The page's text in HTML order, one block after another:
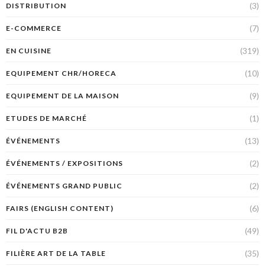
DISTRIBUTION (3)
E-COMMERCE (7)
EN CUISINE (319)
EQUIPEMENT CHR/HORECA (10)
EQUIPEMENT DE LA MAISON (9)
ETUDES DE MARCHÉ (1)
ÉVÉNEMENTS (13)
ÉVÉNEMENTS / EXPOSITIONS (2)
ÉVÉNEMENTS GRAND PUBLIC (2)
FAIRS (ENGLISH CONTENT) (6)
FIL D'ACTU B2B (49)
FILIÈRE ART DE LA TABLE (35)